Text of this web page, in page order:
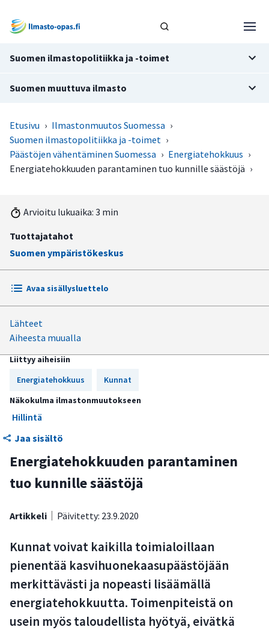
Suomen ilmastopolitiikka ja -toimet
Suomen muuttuva ilmasto
Etusivu › Ilmastonmuutos Suomessa ›
Suomen ilmastopolitiikka ja -toimet ›
Päästöjen vähentäminen Suomessa › Energiatehokkuus ›
Energiatehokkuuden parantaminen tuo kunnille säästöjä ›
Arvioitu lukuaika: 3 min
Tuottajatahot
Suomen ympäristökeskus
Avaa sisällysluettelo
Energiatehokkuuden edistämiseen on kunnissa useita
keinoja
Energiatehokkuussopimukset, energiakatselmukset ja
investointituet ovat kuntien käytössä
Lähteet
Aiheesta muualla
Liittyy aiheisiin
Energiatehokkuus
Kunnat
Näkokulma ilmastonmuutokseen
Hillintä
Jaa sisältö
Energiatehokkuuden parantaminen
tuo kunnille säästöjä
Artikkeli Päivitetty: 23.9.2020
Kunnat voivat kaikilla toimialoillaan
pienentää kasvihuonekaasupäästöjään
merkittävästi ja nopeasti lisäämällä
energiatehokkuutta. Toimenpiteistä on
usein myös taloudellista hyötyä, eivätkä